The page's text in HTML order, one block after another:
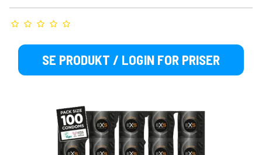
SE PRODUKT / LOGIN FOR PRISER